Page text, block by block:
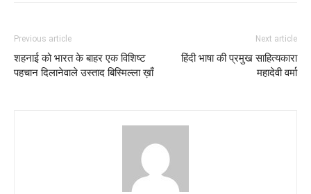
Previous article
शहनाई को भारत के बाहर एक विशिष्ट
पहचान दिलानेवाले उस्ताद बिस्मिल्ला ख़ाँ
Next article
हिंदी भाषा की प्रमुख साहित्यकारा
महादेवी वर्मा